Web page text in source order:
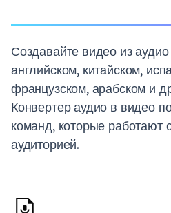
Создавайте видео из
английском, китайском,
французском, арабском и
Конвертер аудио в видео
команд, которые работают
аудиторией.